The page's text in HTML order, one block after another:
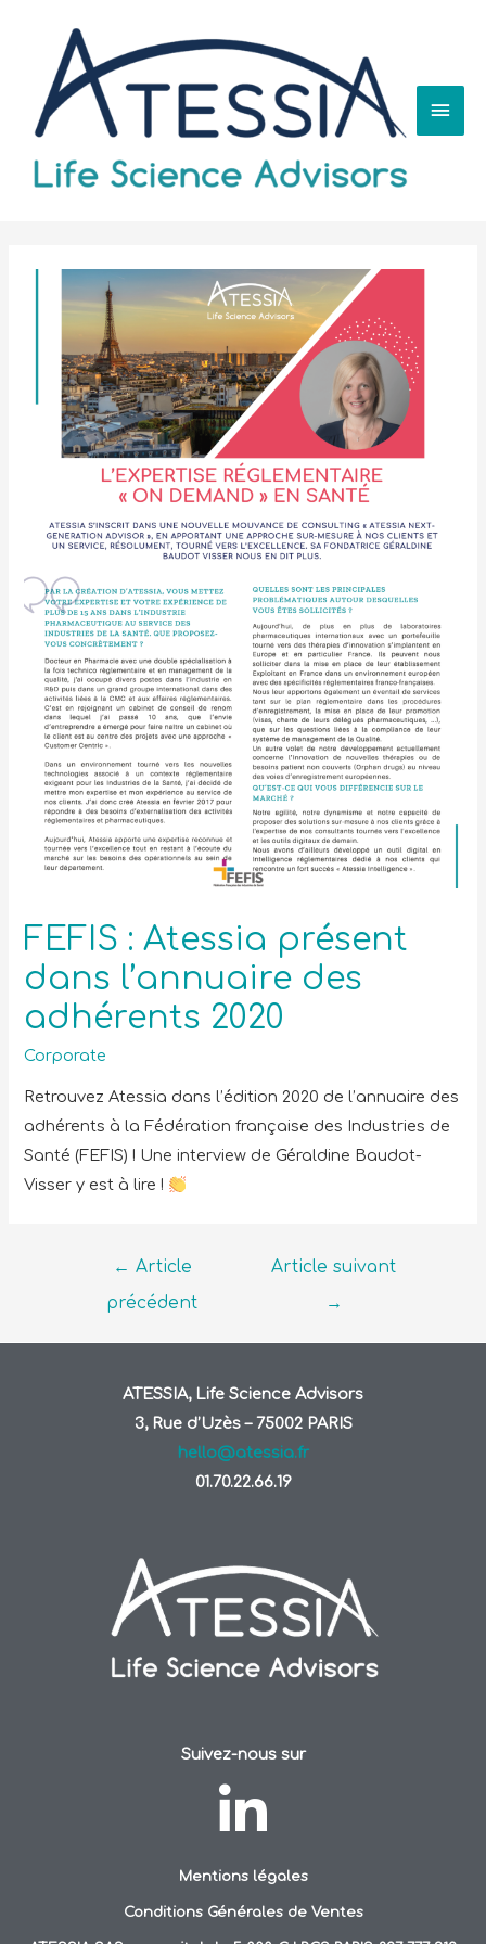
FEFIS : Atessia présent
dans l’annuaire des
adhérents 2020
Corporate
Retrouvez Atessia dans l’édition 2020 de l’annuaire des
adhérents à la Fédération française des Industries de
Santé (FEFIS) ! Une interview de Géraldine Baudot-
Visser y est à lire !
← Article
précédent
Article suivant
→
ATESSIA, Life Science Advisors
3, Rue d’Uzès – 75002 PARIS
hello@atessia.fr
01.70.22.66.19
Suivez-nous sur
Mentions légales
Conditions Générales de Ventes